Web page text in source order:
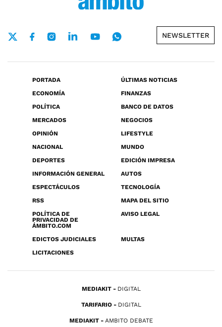
NEWSLETTER
PORTADA
ÚLTIMAS NOTICIAS
ECONOMÍA
FINANZAS
POLÍTICA
BANCO DE DATOS
MERCADOS
NEGOCIOS
OPINIÓN
LIFESTYLE
NACIONAL
MUNDO
DEPORTES
EDICIÓN IMPRESA
INFORMACIÓN GENERAL
AUTOS
ESPECTÁCULOS
TECNOLOGÍA
RSS
MAPA DEL SITIO
POLÍTICA DE
PRIVACIDAD DE
ÁMBITO.COM
AVISO LEGAL
EDICTOS JUDICIALES
MULTAS
LICITACIONES
MEDIAKIT DIGITAL
TARIFARIO DIGITAL
MEDIAKIT AMBITO DEBATE